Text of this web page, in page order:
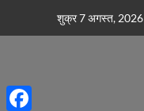
शुक्र 7 अगस्त, 2026